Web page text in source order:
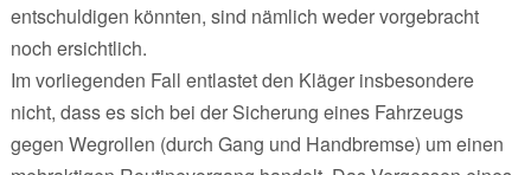
entschuldigen könnten, sind nämlich weder vorgebracht
noch ersichtlich.
Im vorliegenden Fall entlastet den Kläger insbesondere
nicht, dass es sich bei der Sicherung eines Fahrzeugs
gegen Wegrollen (durch Gang und Handbremse) um einen